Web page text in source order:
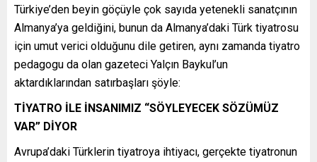
Türkiye’den beyin göçüyle çok sayıda yetenekli sanatçının
Almanya’ya geldiğini, bunun da Almanya’daki Türk tiyatrosu
için umut verici olduğunu dile getiren, aynı zamanda tiyatro
pedagogu da olan gazeteci Yalçın Baykul’un
aktardıklarından satırbaşları şöyle:
TİYATRO İLE İNSANIMIZ “SÖYLEYECEK SÖZÜMÜZ
VAR” DİYOR
Avrupa’daki Türklerin tiyatroya ihtiyacı, gerçekte tiyatronun